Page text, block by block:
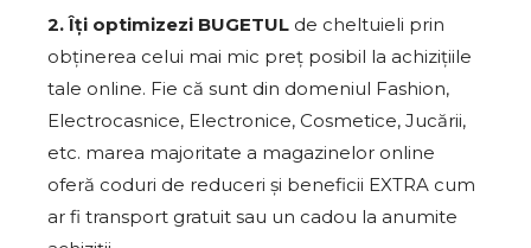
2. Îți optimizezi BUGETUL de cheltuieli prin
obținerea celui mai mic preț posibil la achizițiile
tale online. Fie că sunt din domeniul Fashion,
Electrocasnice, Electronice, Cosmetice, Jucării,
etc. marea majoritate a magazinelor online
oferă coduri de reduceri și beneficii EXTRA cum
ar fi transport gratuit sau un cadou la anumite